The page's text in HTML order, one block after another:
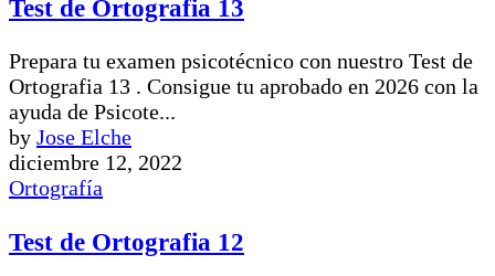
Test de Ortografia 13
Prepara tu examen psicotécnico con nuestro Test de
Ortografia 13 . Consigue tu aprobado en 2026 con la
ayuda de Psicote...
by Jose Elche
diciembre 12, 2022
Ortografía
Test de Ortografia 12